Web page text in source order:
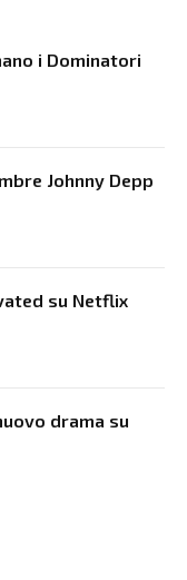
i Dominatori
Johnny Depp
su Netflix
drama su